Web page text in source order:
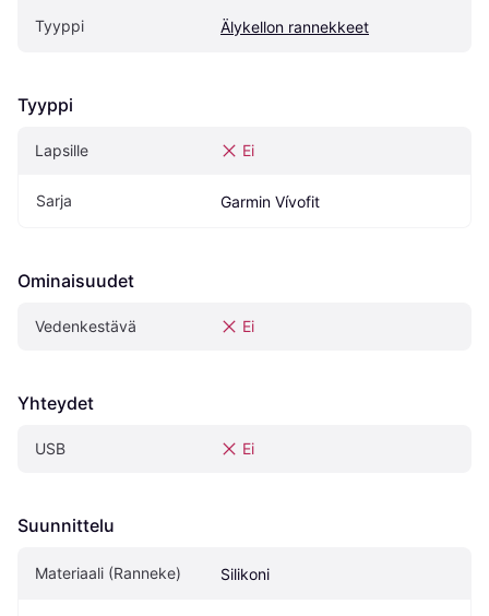
Tyyppi Älykellon rannekkeet
Tyyppi
Lapsille Ei
Sarja Garmin Vívofit
Ominaisuudet
Vedenkestävä Ei
Yhteydet
USB Ei
Suunnittelu
Materiaali (Ranneke) Silikoni